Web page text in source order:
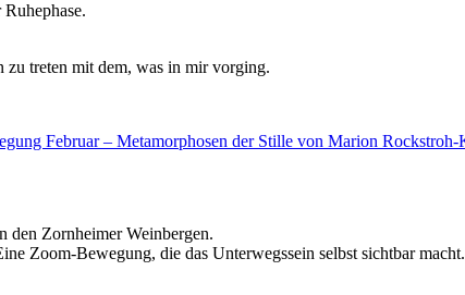
zu treten mit dem, was in mir vorging.
den Zornheimer Weinbergen.
Zoom-Bewegung, die das Unterwegssein selbst sichtbar macht.